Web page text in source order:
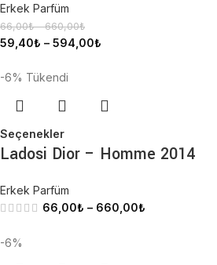
Erkek Parfüm
66,00₺ –660,00₺
59,40₺ – 594,00₺
-6% Tükendi
Seçenekler
Ladosi Dior – Homme 2014
Erkek Parfüm
66,00₺ – 660,00₺
-6%